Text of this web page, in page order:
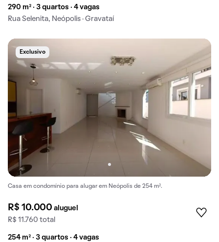
290 m² · 3 quartos · 4 vagas
Rua Selenita, Neópolis · Gravataí
Exclusivo
Casa em condomínio para alugar em Neópolis de 254 m².
R$ 10.000aluguel
R$ 11.760 total
254 m² · 3 quartos · 4 vagas